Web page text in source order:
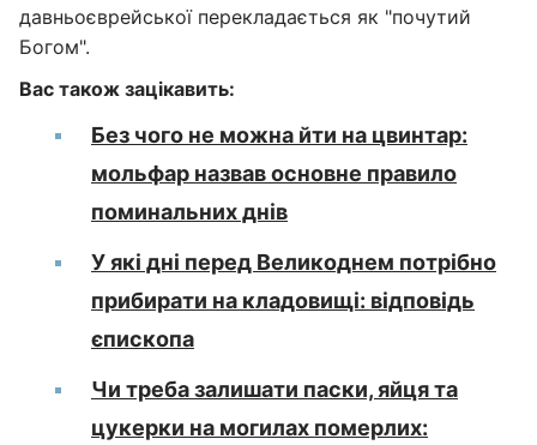
давньоєврейської перекладається як "почутий
Богом".
Вас також зацікавить:
Без чого не можна йти на цвинтар:
мольфар назвав основне правило
поминальних днів
У які дні перед Великоднем потрібно
прибирати на кладовищі: відповідь
єпископа
Чи треба залишати паски, яйця та
цукерки на могилах померлих: